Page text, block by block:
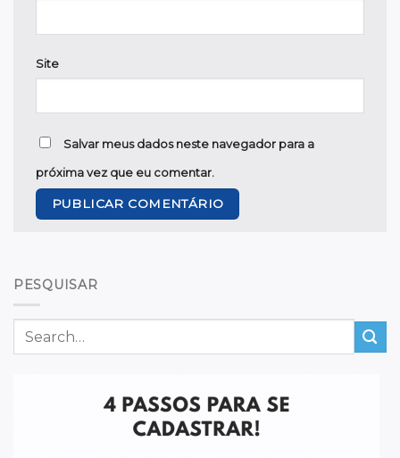
Site
Salvar meus dados neste navegador para a
próxima vez que eu comentar.
PESQUISAR